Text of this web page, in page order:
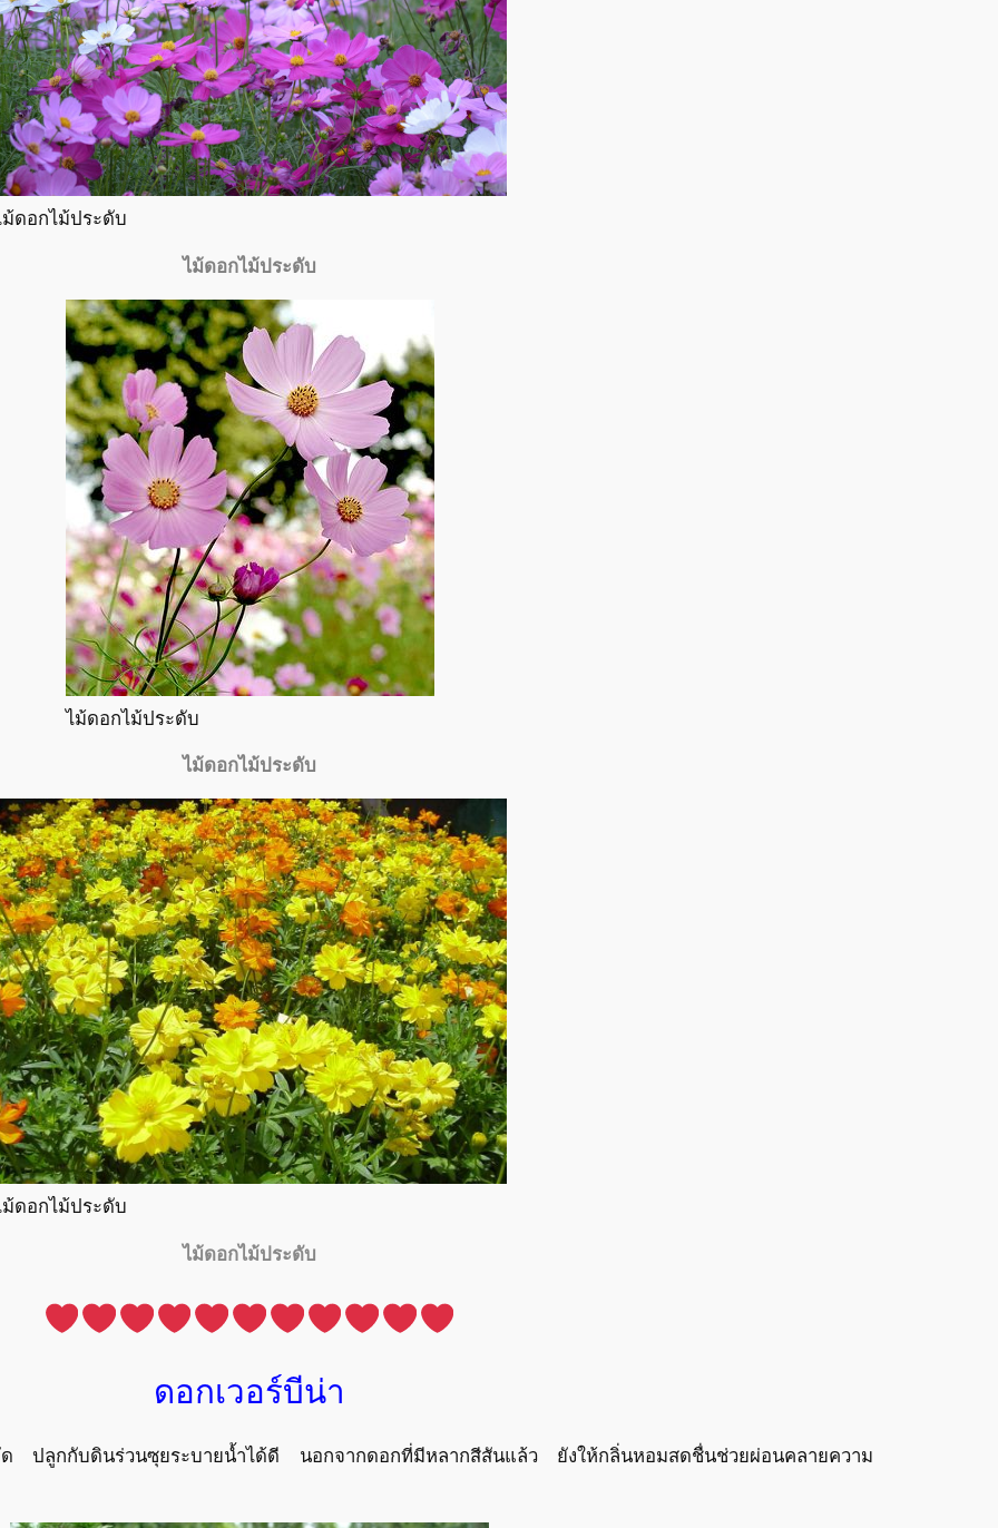
ม้ดอกไม้ประดับ
ไม้ดอกไม้ประดับ
ไม้ดอกไม้ประดับ
ไม้ดอกไม้ประดับ
ม้ดอกไม้ประดับ
ไม้ดอกไม้ประดับ
ดอกเวอร์บีน่า
ด ปลูกกับดินร่วนซุยระบายน้ำได้ดี นอกจากดอกที่มีหลากสีสันแล้ว ยังให้กลิ่นหอมสดชื่นช่วยผ่อนคลายความ